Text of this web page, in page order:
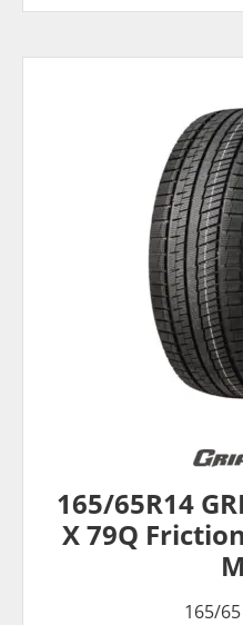
165/65R14
X 79Q
165/